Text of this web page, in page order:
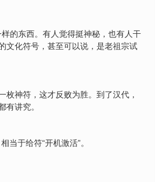
的东西。有人觉得挺神秘，也有人干
文化符号，甚至可以说，是老祖宗试
神符，这才反败为胜。到了汉代，
有讲究。
于给符“开机激活”。